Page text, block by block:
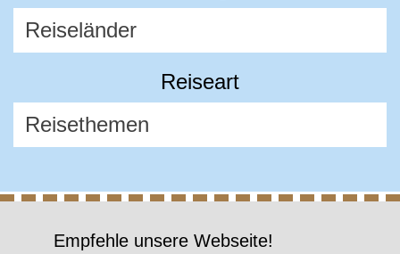
Reiseart
Empfehle unsere Webseite!